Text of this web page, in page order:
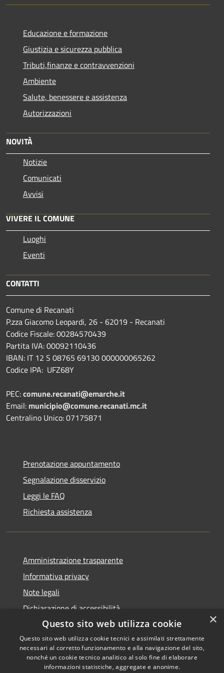
Educazione e formazione
Giustizia e sicurezza pubblica
Tributi,finanze e contravvenzioni
Ambiente
Salute, benessere e assistenza
Autorizzazioni
NOVITÀ
Notizie
Comunicati
Avvisi
VIVERE IL COMUNE
Luoghi
Eventi
CONTATTI
Comune di Recanati
P.zza Giacomo Leopardi, 26 - 62019 - Recanati
Codice Fiscale: 00284570439
Partita IVA: 00092110436
IBAN: IT 12 S 08765 69130 000000065262
Codice IPA: UFZ68Y
PEC:comune.recanati@emarche.it
Email: municipio@comune.recanati.mc.it
Centralino Unico: 07175871
Prenotazione appuntamento
Segnalazione disservizio
Leggi le FAQ
Richiesta assistenza
Amministrazione trasparente
Informativa privacy
Note legali
Dichiarazione di accessibilità
Accessibilità
Copyright © 2026 • Comune di
Recanati • Powered by
×
Questo sito web utilizza cookie
Questo sito web utilizza cookie tecnici e assimilati strettamente
necessari al corretto funzionamento e alla navigazione del sito,
nonché un cookie tecnico analitico al solo fine di elaborare
informazioni statistiche, aggregate e anonime.